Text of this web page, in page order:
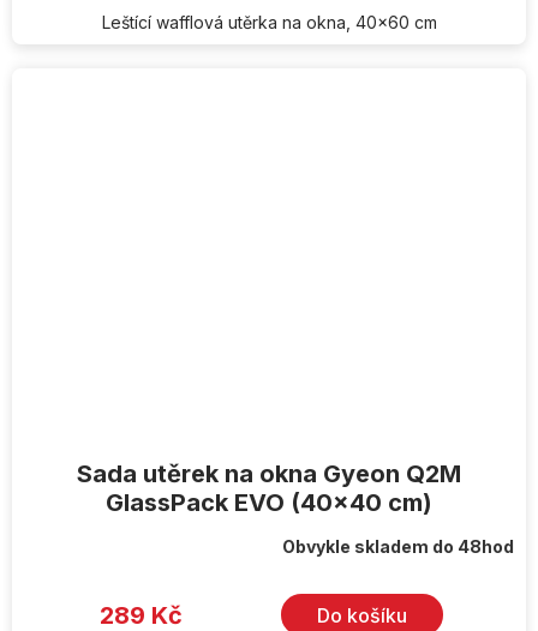
Leštící wafflová utěrka na okna, 40x60 cm
Sada utěrek na okna Gyeon Q2M
GlassPack EVO (40x40 cm)
Obvykle skladem do 48hod
289 Kč Do košíku